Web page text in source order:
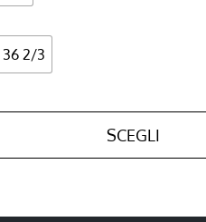
36 2/3
SCEGLI